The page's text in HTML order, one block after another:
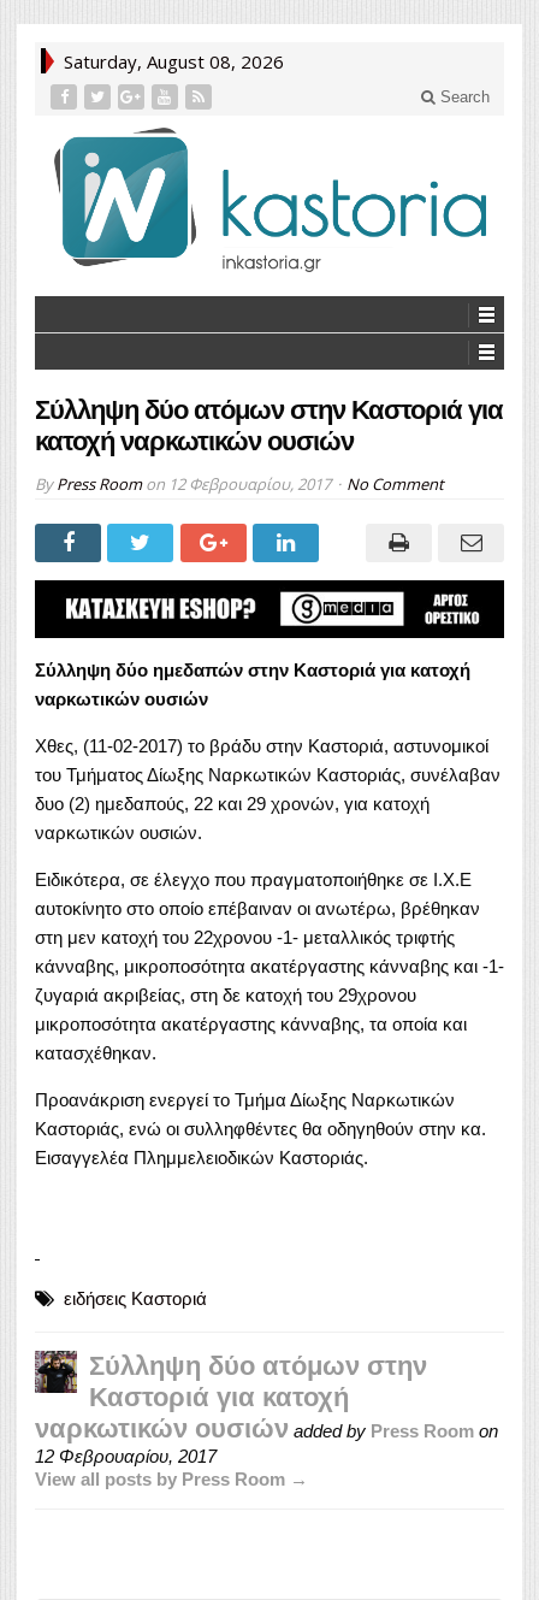
Saturday, August 08, 2026
Search
Σύλληψη δύο ατόμων στην Καστοριά για
κατοχή ναρκωτικών ουσιών
ByPress Roomon 12 Φεβρουαρίου, 2017 No Comment
Σύλληψη δύο ημεδαπών στην Καστοριά για κατοχή
ναρκωτικών ουσιών
Xθες, (11-02-2017) το βράδυ στην Καστοριά, αστυνομικοί
του Τμήματος Δίωξης Ναρκωτικών Καστοριάς, συνέλαβαν
δυο (2) ημεδαπούς, 22 και 29 χρονών, για κατοχή
ναρκωτικών ουσιών.
Ειδικότερα, σε έλεγχο που πραγματοποιήθηκε σε Ι.Χ.Ε
αυτοκίνητο στο οποίο επέβαιναν οι ανωτέρω, βρέθηκαν
στη μεν κατοχή του 22χρονου -1- μεταλλικός τριφτής
κάνναβης, μικροποσότητα ακατέργαστης κάνναβης και -1-
ζυγαριά ακριβείας, στη δε κατοχή του 29χρονου
μικροποσότητα ακατέργαστης κάνναβης, τα οποία και
κατασχέθηκαν.
Προανάκριση ενεργεί το Τμήμα Δίωξης Ναρκωτικών
Καστοριάς, ενώ οι συλληφθέντες θα οδηγηθούν στην κα.
Εισαγγελέα Πλημμελειοδικών Καστοριάς.
ειδήσεις Καστοριά
Σύλληψη δύο ατόμων στην
Καστοριά για κατοχή
ναρκωτικών ουσιών added by Press Room on
12 Φεβρουαρίου, 2017
View all posts by Press Room →